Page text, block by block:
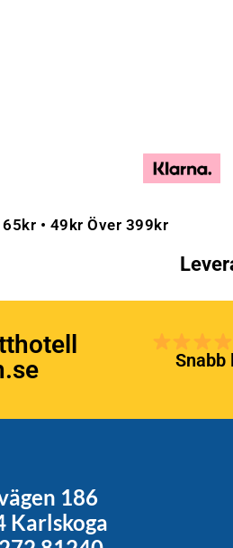
• 49kr Över 399kr
Snabb
186
Karlskoga